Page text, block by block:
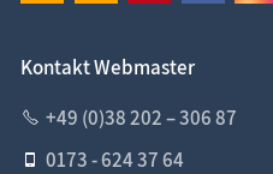
Kontakt Webmaster
+49 (0)38 202 – 306 87
0173 - 624 37 64